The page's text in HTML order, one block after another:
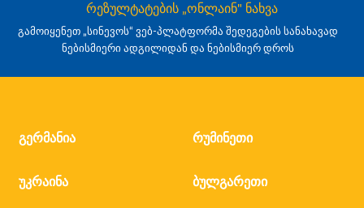
რეზულტატების „ონლაინ" ნახვა
გამოიყენეთ „სინევოს“ ვებ-პლატფორმა შედეგების სანახავად
ნებისმიერი ადგილიდან და ნებისმიერ დროს
გერმანია რუმინეთი
უკრაინა ბულგარეთი